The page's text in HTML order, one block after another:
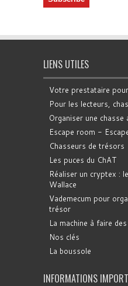
LIENS UTILES
Votre prestataire
Pour les lecteurs,
Organiser une chasse
Escape room -
Chasseurs de trésors
Les puces du ChAT
Réaliser un cryptex :
Wallace
Vademecum pour
trésor
La machine à faire
Nos clés
La boussole
INFORMATIONS